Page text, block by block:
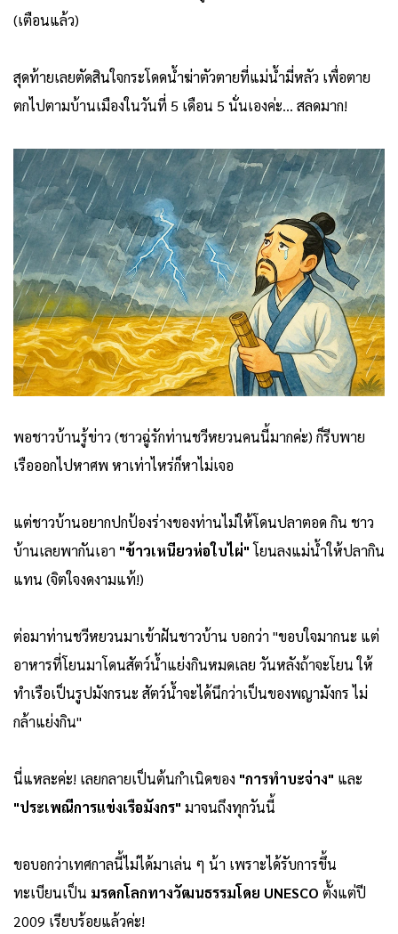
(เตือนแล้ว)
สุดท้ายเลยตัดสินใจกระโดดน้ำฆ่าตัวตายที่แม่น้ำมี่หลัว เพื่อตาย
ตกไปตามบ้านเมืองในวันที่ 5 เดือน 5 นั่นเองค่ะ... สลดมาก!
พอชาวบ้านรู้ข่าว (ชาวฉู่รักท่านชวีหยวนคนนี้มากค่ะ) ก็รีบพาย
เรือออกไปหาศพ หาเท่าไหร่ก็หาไม่เจอ
แต่ชาวบ้านอยากปกป้องร่างของท่านไม่ให้โดนปลาตอด กิน ชาว
บ้านเลยพากันเอา "ข้าวเหนียวห่อใบไผ่" โยนลงแม่น้ำให้ปลากิน
แทน (จิตใจงดงามแท้!)
ต่อมาท่านชวีหยวนมาเข้าฝันชาวบ้าน บอกว่า "ขอบใจมากนะ แต่
อาหารที่โยนมาโดนสัตว์น้ำแย่งกินหมดเลย วันหลังถ้าจะโยน ให้
ทำเรือเป็นรูปมังกรนะ สัตว์น้ำจะได้นึกว่าเป็นของพญามังกร ไม่
กล้าแย่งกิน"
นี่แหละค่ะ! เลยกลายเป็นต้นกำเนิดของ "การทำบะจ่าง" และ
"ประเพณีการแข่งเรือมังกร" มาจนถึงทุกวันนี้
ขอบอกว่าเทศกาลนี้ไม่ได้มาเล่น ๆ น้า เพราะได้รับการขึ้น
ทะเบียนเป็น มรดกโลกทางวัฒนธรรมโดย UNESCO ตั้งแต่ปี
2009 เรียบร้อยแล้วค่ะ!